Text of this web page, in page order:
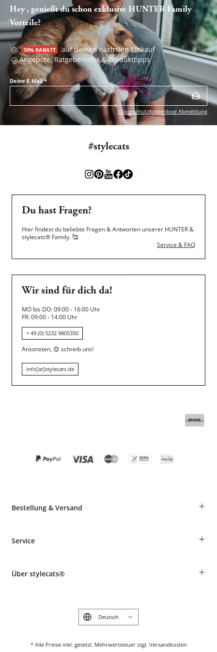
Hey , genießt du schon exklusive HUNTER Family
Vorteile?
10% RABATT auf deinen nächsten Einkauf
Angebote, Ratgeberinfos & Produkttipps
Deine E-Mail*
DatenschutzKostenlose Abmeldung
#stylecats
Du hast Fragen?
Hier findest du beliebte Fragen & Antworten unserer HUNTER &
stylecats® Family.🥰
Service & FAQ
Wir sind für dich da!
MO bis DO: 09:00 - 16:00 Uhr
FR: 09:00 - 14:00 Uhr
+ 49 (0) 5232 9805350
Ansonsten, 😍 schreib uns!
info[at]stylecats.de
Bestellung & Versand +
Informationen zur Lieferung
Produkte reklamieren und zurücksenden
Service +
Tierkrankenversicherung
Über stylecats® +
* Alle Preise inkl. gesetzl. Mehrwertsteuer zzgl. Versandkosten
English